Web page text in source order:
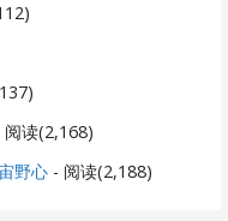
阅读(2,168)
野心 - 阅读(2,188)